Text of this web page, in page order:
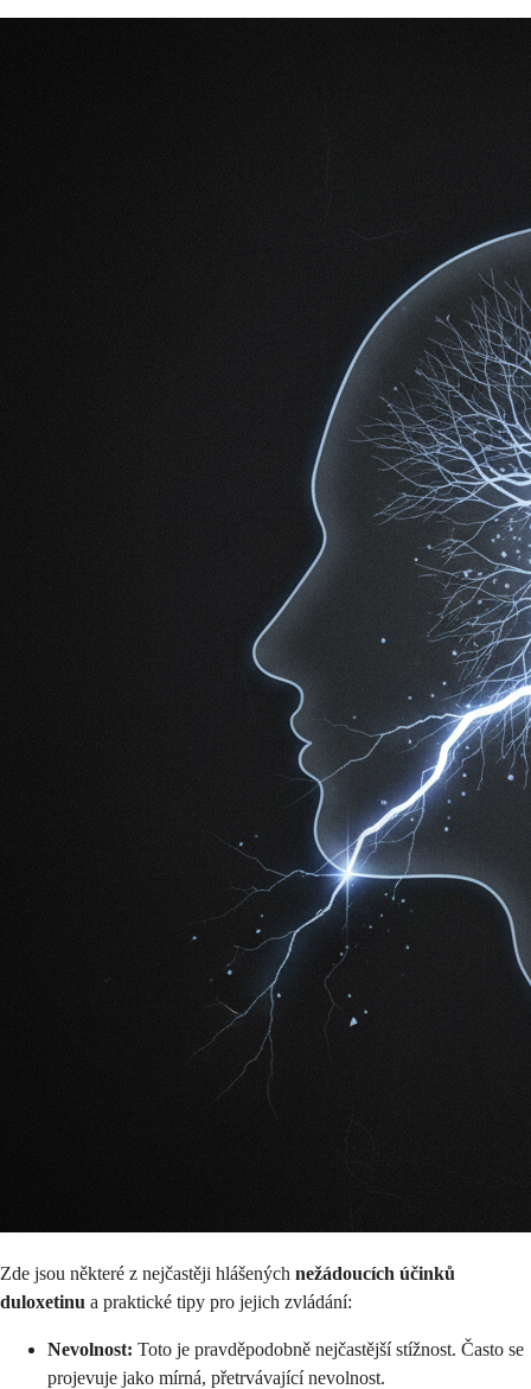
Zde jsou některé z nejčastěji hlášených nežádoucích účinků
duloxetinu a praktické tipy pro jejich zvládání:
Nevolnost: Toto je pravděpodobně nejčastější stížnost. Často se
projevuje jako mírná, přetrvávající nevolnost.